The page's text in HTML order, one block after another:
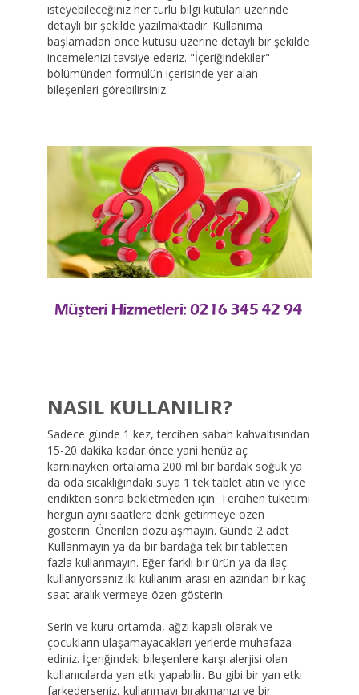
isteyebileceğiniz her türlü bilgi kutuları üzerinde
detaylı bir şekilde yazılmaktadır. Kullanıma
başlamadan önce kutusu üzerine detaylı bir şekilde
incemelenizi tavsiye ederiz. "İçeriğindekiler"
bölümünden formülün içerisinde yer alan
bileşenleri görebilirsiniz.
NASIL KULLANILIR?
Sadece günde 1 kez, tercihen sabah kahvaltısından
15-20 dakika kadar önce yani henüz aç
karnınayken ortalama 200 ml bir bardak soğuk ya
da oda sıcaklığındaki suya 1 tek tablet atın ve iyice
eridikten sonra bekletmeden için. Tercihen tüketimi
hergün aynı saatlere denk getirmeye özen
gösterin. Önerilen dozu aşmayın. Günde 2 adet
Kullanmayın ya da bir bardağa tek bir tabletten
fazla kullanmayın. Eğer farklı bir ürün ya da ilaç
kullanıyorsanız iki kullanım arası en azından bir kaç
saat aralık vermeye özen gösterin.
Serin ve kuru ortamda, ağzı kapalı olarak ve
çocukların ulaşamayacakları yerlerde muhafaza
ediniz. İçeriğindeki bileşenlere karşı alerjisi olan
kullanıcılarda yan etki yapabilir. Bu gibi bir yan etki
farkederseniz, kullanmayı bırakmanızı ve bir